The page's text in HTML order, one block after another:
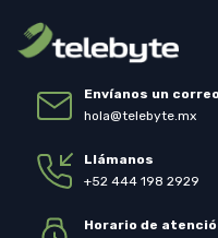
Envíanos un correo
hola@telebyte.mx
Llámanos
+52 444 198 2929
Horario de